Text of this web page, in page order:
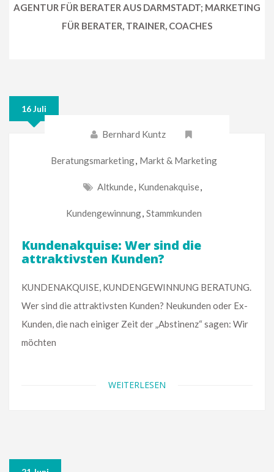
AGENTUR FÜR BERATER AUS DARMSTADT; MARKETING
FÜR BERATER, TRAINER, COACHES
16 Juli
Bernhard Kuntz
Beratungsmarketing, Markt & Marketing
Altkunde, Kundenakquise,
Kundengewinnung, Stammkunden
Kundenakquise: Wer sind die
attraktivsten Kunden?
KUNDENAKQUISE, KUNDENGEWINNUNG BERATUNG.
Wer sind die attraktivsten Kunden? Neukunden oder Ex-
Kunden, die nach einiger Zeit der „Abstinenz“ sagen: Wir
möchten
WEITERLESEN